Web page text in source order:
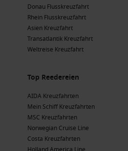
Donau Flusskreuzfahrt
Rhein Flusskreuzfahrt
Asien Kreuzfahrt
Transatlantik Kreuzfahrt
Weltreise Kreuzfahrt
Top Reedereien
AIDA Kreuzfahrten
Mein Schiff Kreuzfahrten
MSC Kreuzfahrten
Norwegian Cruise Line
Costa Kreuzfahrten